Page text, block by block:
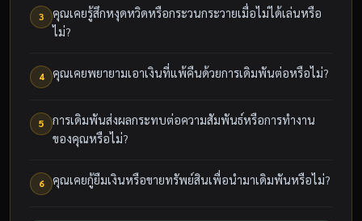
3
คุณเคยรู้สึกหงุดหวิดหรือกระวนกระวายเมื่อไม่ได้เล่นหรือ
ไม่?
4 คุณเคยพยายามเอาเงินที่แพ้คืนด้วยการเดิมพันต่อหรือไม่?
5
การเดิมพันส่งผลกระทบต่อความสัมพันธ์หรือการทำงาน
ของคุณหรือไม่?
6 คุณเคยกู้ยืมเงินหรือขายทรัพย์สินเพื่อนำมาเดิมพันหรือไม่?